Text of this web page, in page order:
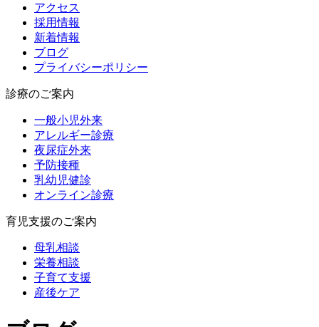
アクセス
採用情報
新着情報
ブログ
プライバシーポリシー
診療のご案内
一般小児外来
アレルギー診療
夜尿症外来
予防接種
乳幼児健診
オンライン診療
育児支援のご案内
母乳相談
栄養相談
子育て支援
産後ケア